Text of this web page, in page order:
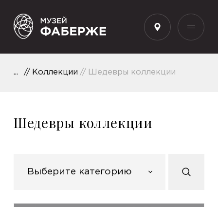
RU
Коллекции Шедевры коллекции
Шедевры коллекции
Выберите категорию